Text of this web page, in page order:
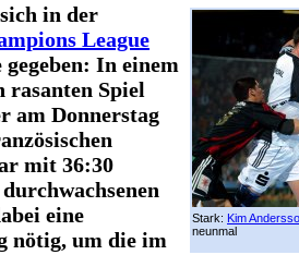
Stark: Kim
neunmal
in der
League
In einem
rasanten Spiel
am Donnerstag
mit 36:30
eine
nötig, um die im